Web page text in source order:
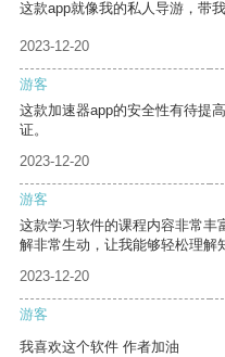
这款app就像我的私人导游，带
2023-12-20
游客
这款加速器app的安全性有待提
证。
2023-12-20
游客
这款学习软件的课程内容非常丰
解非常生动，让我能够轻松理解
2023-12-20
游客
我喜欢这个软件 作者加油